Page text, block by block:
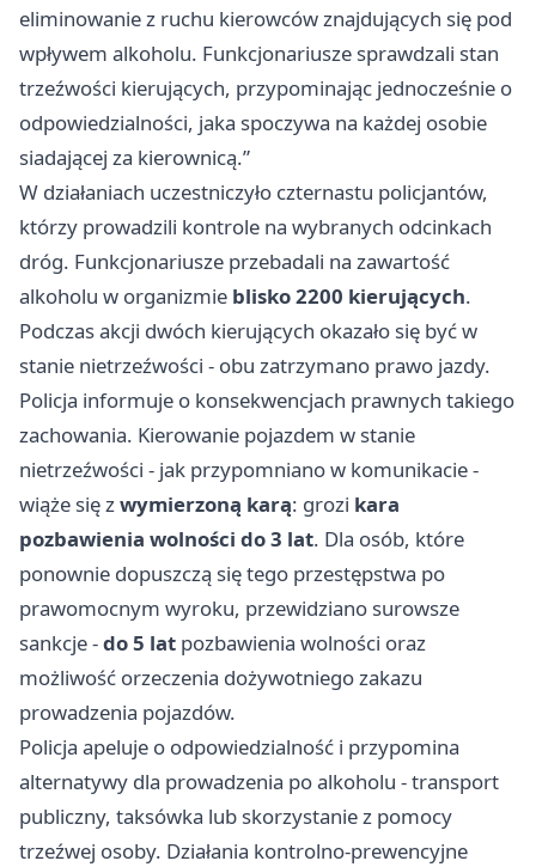
eliminowanie z ruchu kierowców znajdujących się pod
wpływem alkoholu. Funkcjonariusze sprawdzali stan
trzeźwości kierujących, przypominając jednocześnie o
odpowiedzialności, jaka spoczywa na każdej osobie
siadającej za kierownicą.”
W działaniach uczestniczyło czternastu policjantów,
którzy prowadzili kontrole na wybranych odcinkach
dróg. Funkcjonariusze przebadali na zawartość
alkoholu w organizmie blisko 2200 kierujących.
Podczas akcji dwóch kierujących okazało się być w
stanie nietrzeźwości - obu zatrzymano prawo jazdy.
Policja informuje o konsekwencjach prawnych takiego
zachowania. Kierowanie pojazdem w stanie
nietrzeźwości - jak przypomniano w komunikacie -
wiąże się zwymierzoną karą: grozi kara
pozbawienia wolności do 3 lat. Dla osób, które
ponownie dopuszczą się tego przestępstwa po
prawomocnym wyroku, przewidziano surowsze
sankcje -do 5 lat pozbawienia wolności oraz
możliwość orzeczenia dożywotniego zakazu
prowadzenia pojazdów.
Policja apeluje o odpowiedzialność i przypomina
alternatywy dla prowadzenia po alkoholu - transport
publiczny, taksówka lub skorzystanie z pomocy
trzeźwej osoby. Działania kontrolno-prewencyjne